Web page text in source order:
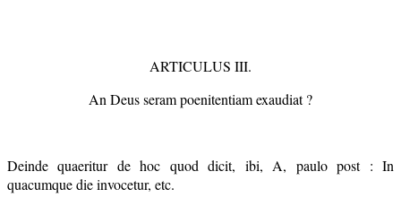
ARTICULUS III.
An Deus seram poenitentiam exaudiat ?
Deinde quaeritur de hoc quod dicit, ibi, A, paulo post : In
quacumque die invocetur, etc.